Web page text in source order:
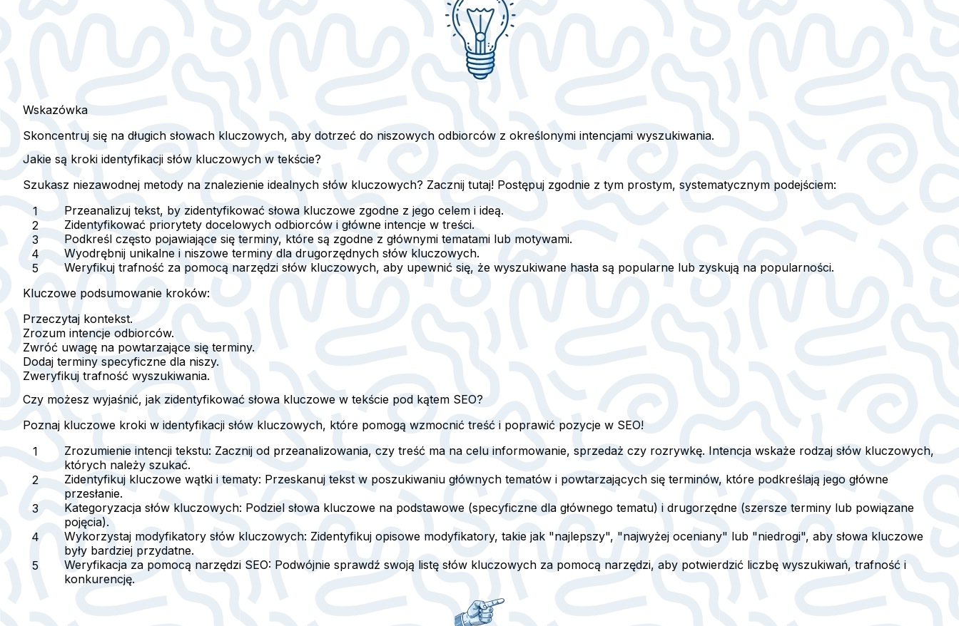
Wskazówka
Skoncentruj się na długich słowach kluczowych, aby dotrzeć do niszowych odbiorców z określonymi intencjami wyszukiwania.
Jakie są kroki identyfikacji słów kluczowych w tekście?
Szukasz niezawodnej metody na znalezienie idealnych słów kluczowych? Zacznij tutaj! Postępuj zgodnie z tym prostym, systematycznym podejściem:
Przeanalizuj tekst, by zidentyfikować słowa kluczowe zgodne z jego celem i ideą.
Zidentyfikować priorytety docelowych odbiorców i główne intencje w treści.
Podkreśl często pojawiające się terminy, które są zgodne z głównymi tematami lub motywami.
Wyodrębnij unikalne i niszowe terminy dla drugorzędnych słów kluczowych.
Weryfikuj trafność za pomocą narzędzi słów kluczowych, aby upewnić się, że wyszukiwane hasła są popularne lub zyskują na popularności.
Kluczowe podsumowanie kroków:
Przeczytaj kontekst.
Zrozum intencje odbiorców.
Zwróć uwagę na powtarzające się terminy.
Dodaj terminy specyficzne dla niszy.
Zweryfikuj trafność wyszukiwania.
Czy możesz wyjaśnić, jak zidentyfikować słowa kluczowe w tekście pod kątem SEO?
Poznaj kluczowe kroki w identyfikacji słów kluczowych, które pomogą wzmocnić treść i poprawić pozycje w SEO!
Zrozumienie intencji tekstu: Zacznij od przeanalizowania, czy treść ma na celu informowanie, sprzedaż czy rozrywkę. Intencja wskaże rodzaj słów kluczowych,
których należy szukać.
Zidentyfikuj kluczowe wątki i tematy: Przeskanuj tekst w poszukiwaniu głównych tematów i powtarzających się terminów, które podkreślają jego główne
przesłanie.
Kategoryzacja słów kluczowych: Podziel słowa kluczowe na podstawowe (specyficzne dla głównego tematu) i drugorzędne (szersze terminy lub powiązane
pojęcia).
Wykorzystaj modyfikatory słów kluczowych: Zidentyfikuj opisowe modyfikatory, takie jak "najlepszy", "najwyżej oceniany" lub "niedrogi", aby słowa kluczowe
były bardziej przydatne.
Weryfikacja za pomocą narzędzi SEO: Podwójnie sprawdź swoją listę słów kluczowych za pomocą narzędzi, aby potwierdzić liczbę wyszukiwań, trafność i
konkurencję.